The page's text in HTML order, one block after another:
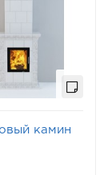
камин